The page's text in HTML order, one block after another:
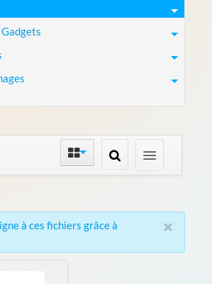
×
à ces fichiers grâce à